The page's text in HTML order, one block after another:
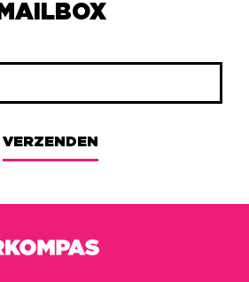
MAILBOX
VERZENDEN